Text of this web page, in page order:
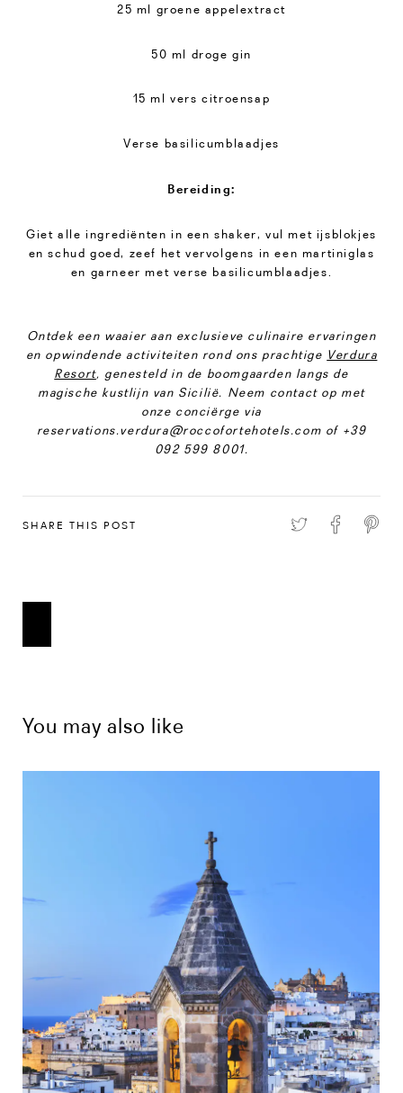
25 ml groene appelextract
50 ml droge gin
15 ml vers citroensap
Verse basilicumblaadjes
Bereiding:
Giet alle ingrediënten in een shaker, vul met ijsblokjes
en schud goed, zeef het vervolgens in een martiniglas
en garneer met verse basilicumblaadjes.
Ontdek een waaier aan exclusieve culinaire ervaringen
en opwindende activiteiten rond ons prachtige Verdura
Resort, genesteld in de boomgaarden langs de
magische kustlijn van Sicilië. Neem contact op met
onze conciërge via
reservations.verdura@roccofortehotels.com of +39
092 599 8001.
SHARE THIS POST
You may also like